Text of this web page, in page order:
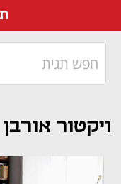
ויקטור אורבן